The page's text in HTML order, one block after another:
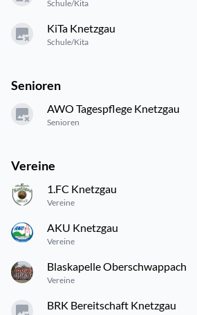
Schule/Kita
KiTa Knetzgau
Schule/Kita
Senioren
AWO Tagespflege Knetzgau
Senioren
Vereine
1.FC Knetzgau
Vereine
AKU Knetzgau
Vereine
Blaskapelle Oberschwappach
Vereine
BRK Bereitschaft Knetzgau